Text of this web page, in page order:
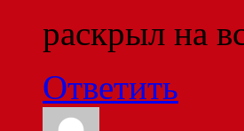
раскрыл на
Ответить